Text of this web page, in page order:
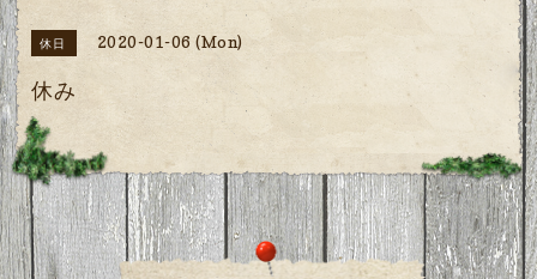
休日 2020-01-06 (Mon)
休み